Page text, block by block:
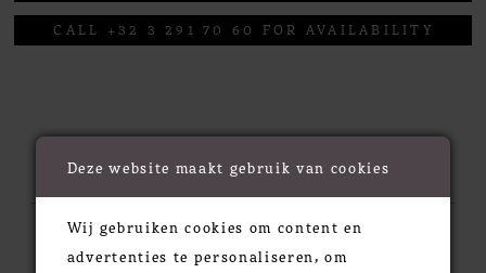
CALL +32 3 291 70 60 FOR AVAILABILITY
RELATED PRODUCTS
PAUSE AUTOPLAY
PREVIOUS SLIDE
NEXT SLIDE
Deze website maakt gebruik van cookies
Wij gebruiken cookies om content en
advertenties te personaliseren, om